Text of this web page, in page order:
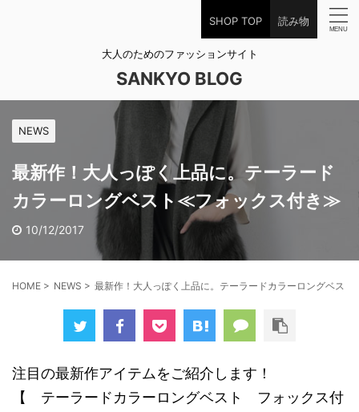
SHOP TOP 読み物
大人のためのファッションサイト
SANKYO BLOG
NEWS
最新作！大人っぽく上品に。テーラード
カラーロングベスト≪フォックス付き≫
10/12/2017
HOME > NEWS > 最新作！大人っぽく上品に。テーラードカラーロングベス
注目の最新作アイテムをご紹介します！
【 テーラードカラーロングベスト フォックス付